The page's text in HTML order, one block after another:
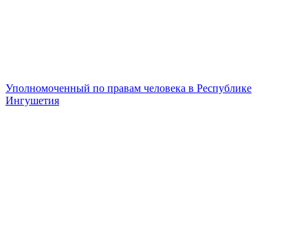
Уполномоченный по правам человека в Республике
Ингушетия